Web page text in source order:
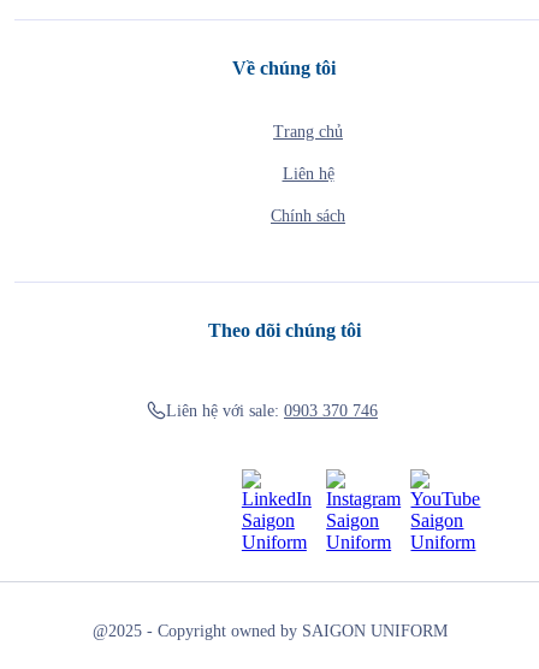
Về chúng tôi
Trang chủ
Liên hệ
Chính sách
Theo dõi chúng tôi
Liên hệ với sale: 0903 370 746
@2025 - Copyright owned by SAIGON UNIFORM